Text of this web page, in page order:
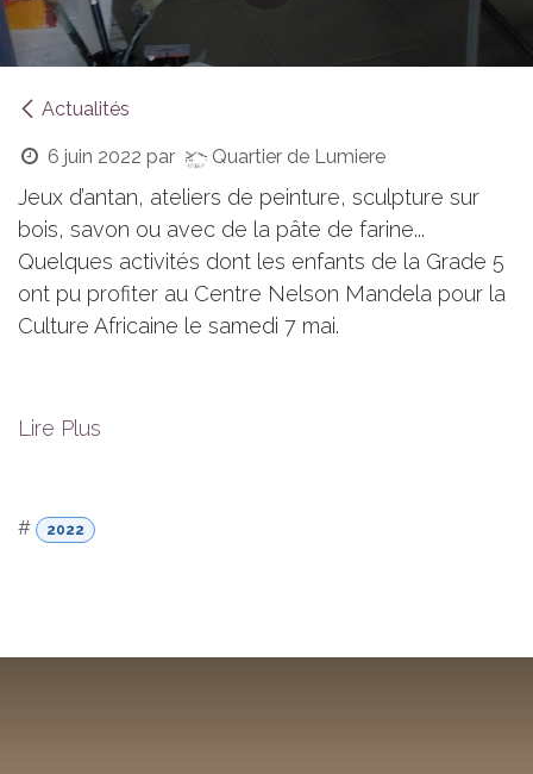
Actualités
6 juin 2022 par Quartier de Lumiere
Jeux d’antan, ateliers de peinture, sculpture sur
bois, savon ou avec de la pâte de farine...
Quelques activités dont les enfants de la Grade 5
ont pu profiter au Centre Nelson Mandela pour la
Culture Africaine le samedi 7 mai.
Lire Plus
# 2022